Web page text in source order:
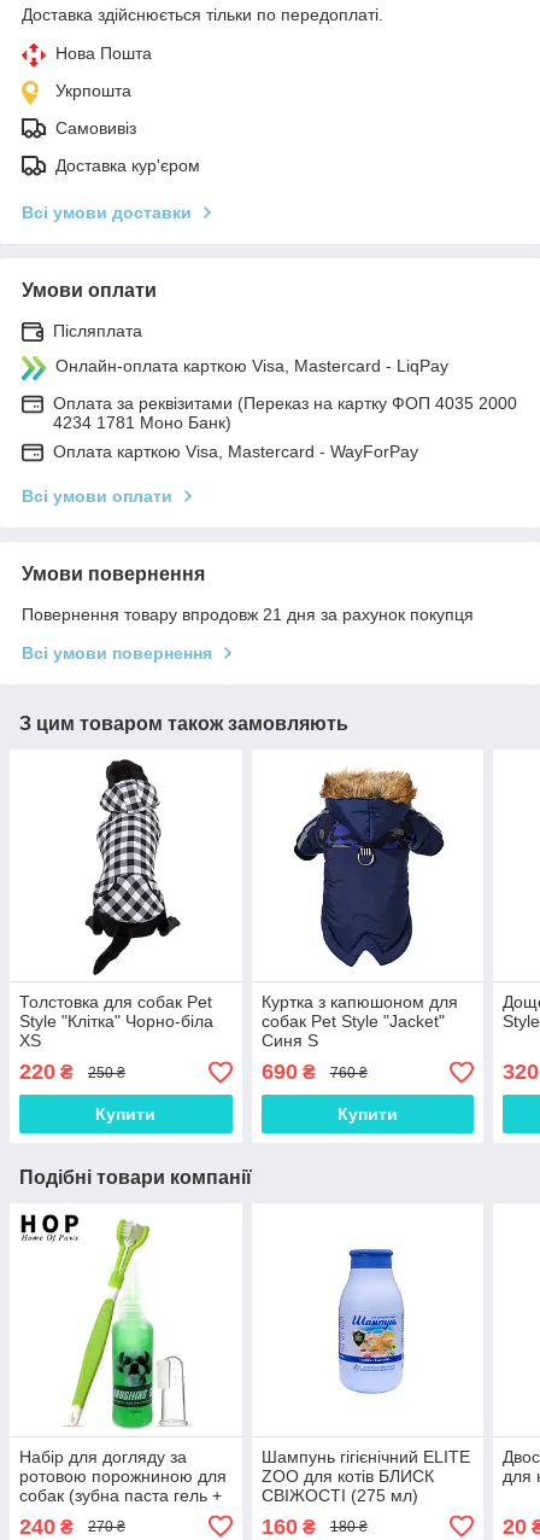
Доставка здійснюється тільки по передоплаті.
Нова Пошта
Укрпошта
Самовивіз
Доставка кур'єром
Всі умови доставки
Умови оплати
Післяплата
Онлайн-оплата карткою Visa, Mastercard - LiqPay
Оплата за реквізитами (Переказ на картку ФОП 4035 2000
4234 1781 Моно Банк)
Оплата карткою Visa, Mastercard - WayForPay
Всі умови оплати
Умови повернення
Повернення товару впродовж 21 дня за рахунок покупця
Всі умови повернення
З цим товаром також замовляють
Толстовка для собак Pet
Style "Клітка" Чорно-біла
XS
220 ₴ 250 ₴
Купити
Куртка з капюшоном для
собак Pet Style "Jacket"
Синя S
690₴ 760 ₴
Купити
320
Подібні товари компанії
Набір для догляду за
ротовою порожниною для
собак (зубна паста гель +
щітка + щітка-напальчник)
240 ₴ 270 ₴
Шампунь гігієнічний ELITE
ZOO для котів БЛИСК
СВІЖОСТІ (275 мл)
160₴ 180 ₴
для
20